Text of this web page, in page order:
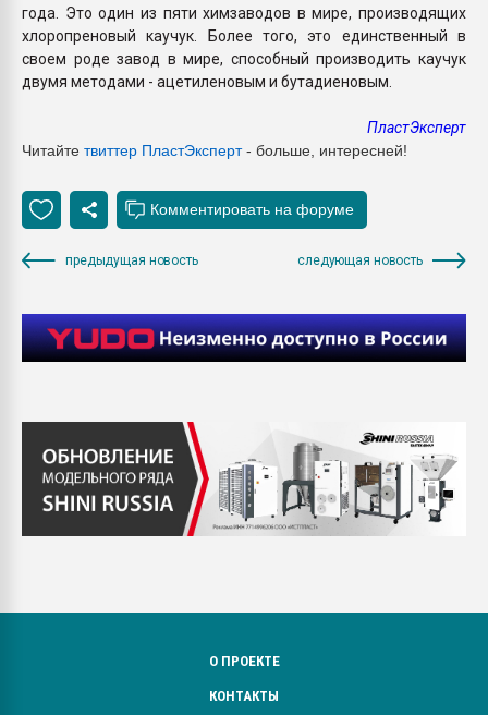
года. Это один из пяти химзаводов в мире, производящих
хлоропреновый каучук. Более того, это единственный в
своем роде завод в мире, способный производить каучук
двумя методами - ацетиленовым и бутадиеновым.
ПластЭксперт
Читайте твиттер ПластЭксперт- больше, интересней!
предыдущая новость следующая новость
О ПРОЕКТЕ
КОНТАКТЫ